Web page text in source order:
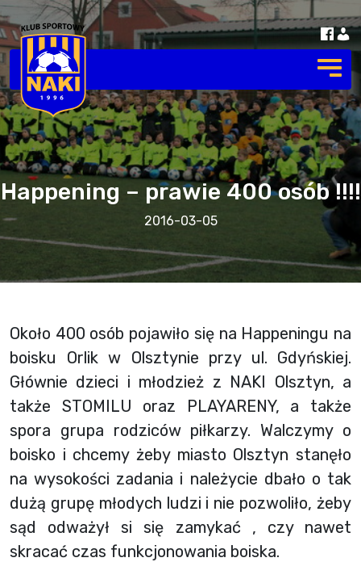
Happening – prawie 400 osób !!!!
2016-03-05
Około 400 osób pojawiło się na Happeningu na
boisku Orlik w Olsztynie przy ul. Gdyńskiej.
Głównie dzieci i młodzież z NAKI Olsztyn, a
także STOMILU oraz PLAYARENY, a także
spora grupa rodziców piłkarzy. Walczymy o
boisko i chcemy żeby miasto Olsztyn stanęło
na wysokości zadania i należycie dbało o tak
dużą grupę młodych ludzi i nie pozwoliło, żeby
sąd odważył si się zamykać , czy nawet
skracać czas funkcjonowania boiska.